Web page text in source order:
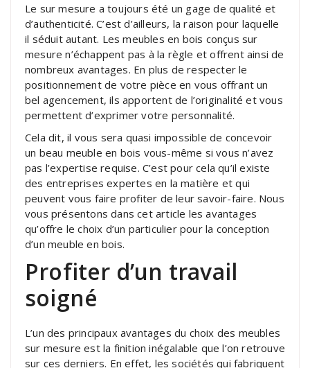
Le sur mesure a toujours été un gage de qualité et
d’authenticité. C’est d’ailleurs, la raison pour laquelle
il séduit autant. Les meubles en bois conçus sur
mesure n’échappent pas à la règle et offrent ainsi de
nombreux avantages. En plus de respecter le
positionnement de votre pièce en vous offrant un
bel agencement, ils apportent de l’originalité et vous
permettent d’exprimer votre personnalité.
Cela dit, il vous sera quasi impossible de concevoir
un beau meuble en bois vous-même si vous n’avez
pas l’expertise requise. C’est pour cela qu’il existe
des entreprises expertes en la matière et qui
peuvent vous faire profiter de leur savoir-faire. Nous
vous présentons dans cet article les avantages
qu’offre le choix d’un particulier pour la conception
d’un meuble en bois.
Profiter d’un travail
soigné
L’un des principaux avantages du choix des meubles
sur mesure est la finition inégalable que l’on retrouve
sur ces derniers. En effet, les sociétés qui fabriquent